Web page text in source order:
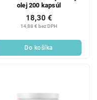
olej 200 kapsúl
14,88 € bez DPH
18,30 €
Do košíka